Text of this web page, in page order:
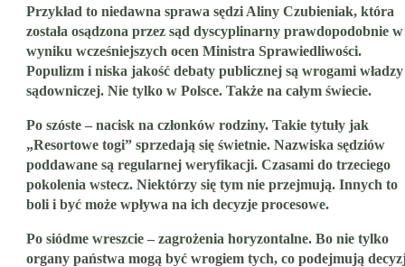
Przykład to niedawna sprawa sędzi Aliny Czubieniak, która
została osądzona przez sąd dyscyplinarny prawdopodobnie w
wyniku wcześniejszych ocen Ministra Sprawiedliwości.
Populizm i niska jakość debaty publicznej są wrogami władzy
sądowniczej. Nie tylko w Polsce. Także na całym świecie.
Po szóste – nacisk na członków rodziny. Takie tytuły jak
„Resortowe togi” sprzedają się świetnie. Nazwiska sędziów
poddawane są regularnej weryfikacji. Czasami do trzeciego
pokolenia wstecz. Niektórzy się tym nie przejmują. Innych to
boli i być może wpływa na ich decyzje procesowe.
Po siódme wreszcie – zagrożenia horyzontalne. Bo nie tylko
organy państwa mogą być wrogiem tych, co podejmują